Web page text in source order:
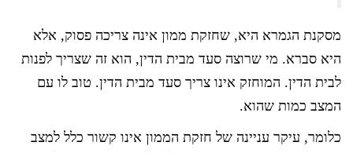
מסקנת הגמרא היא, שחזקת ממון אינה צריכה פסוק, אלא
היא סברא. מי שרוצה סעד מבית הדין, הוא זה שצריך לפנות
לבית הדין. המוחזק אינו צריך סעד מבית הדין. טוב לו עם
המצב כמות שהוא.
כלומר, עיקר עניינה של חזקת הממון אינו קשור כלל למצב